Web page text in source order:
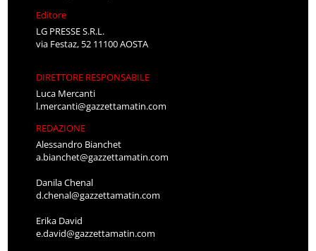
Editore
LG PRESSE S.R.L.
via Festaz, 52 11100 AOSTA
DIRETTORE RESPONSABILE
Luca Mercanti
l.mercanti@gazzettamatin.com
REDAZIONE
Alessandro Bianchet
a.bianchet@gazzettamatin.com
Danila Chenal
d.chenal@gazzettamatin.com
Erika David
e.david@gazzettamatin.com